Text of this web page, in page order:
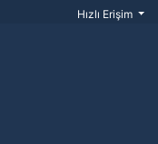
Hızlı Erişim